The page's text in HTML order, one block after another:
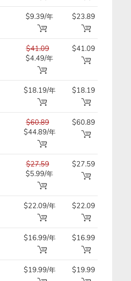
$9.39/年 $23.89
$41.09
$4.49/年
$41.09
$18.19/年 $18.19
$60.89
$44.89/年
$60.89
$27.59
$5.99/年
$27.59
$22.09/年 $22.09
$16.99/年 $16.99
$19.99/年 $19.99